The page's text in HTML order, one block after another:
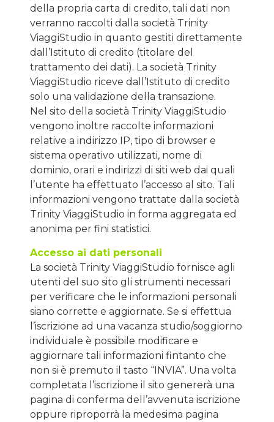
della propria carta di credito, tali dati non
verranno raccolti dalla società Trinity
ViaggiStudio in quanto gestiti direttamente
dall’Istituto di credito (titolare del
trattamento dei dati). La società Trinity
ViaggiStudio riceve dall’Istituto di credito
solo una validazione della transazione.
Nel sito della società Trinity ViaggiStudio
vengono inoltre raccolte informazioni
relative a indirizzo IP, tipo di browser e
sistema operativo utilizzati, nome di
dominio, orari e indirizzi di siti web dai quali
l’utente ha effettuato l’accesso al sito. Tali
informazioni vengono trattate dalla società
Trinity ViaggiStudio in forma aggregata ed
anonima per fini statistici.
Accesso ai dati personali
La società Trinity ViaggiStudio fornisce agli
utenti del suo sito gli strumenti necessari
per verificare che le informazioni personali
siano corrette e aggiornate. Se si effettua
l’iscrizione ad una vacanza studio/soggiorno
individuale è possibile modificare e
aggiornare tali informazioni fintanto che
non si è premuto il tasto “INVIA”. Una volta
completata l’iscrizione il sito genererà una
pagina di conferma dell’avvenuta iscrizione
oppure riproporrà la medesima pagina